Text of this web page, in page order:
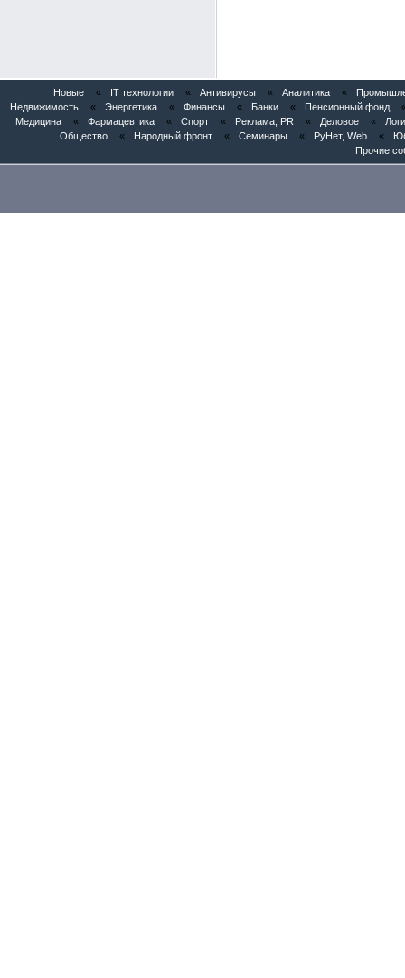
Новые « IT технологии « Антивирусы « Аналитика «
Недвижимость
« Энергетика « Финансы « Банки « Пенсионный фонд
Медицина
« Фармацевтика « Спорт « Реклама, PR « Деловое «
Общество
« Народный фронт « Семинары « РуНет, Web «
Прочие